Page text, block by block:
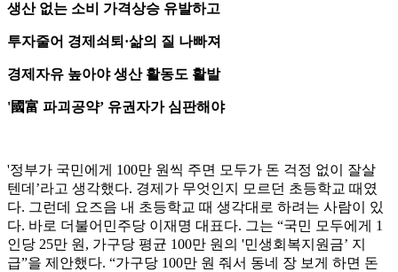
생산 없는 소비 가격상승 유발하고
투자줄어 경제쇠퇴·삶의 질 나빠져
경제자유 높아야 생산 활동도 활발
'國富 파괴공약’ 유권자가 심판해야
'정부가 국민에게 100만 원씩 주면 모두가 돈 걱정 없이 잘살
텐데’라고 생각했다. 경제가 무엇인지 모르던 초등학교 때였
다. 그런데 요즈음 내 초등학교 때 생각대로 하려는 사람이 있
다. 바로 더불어민주당 이재명 대표다. 그는 “국민 모두에게 1
인당 25만 원, 가구당 평균 100만 원의 '민생회복지원금’ 지
급”을 제안했다. “가구당 100만 원 줘서 동네 장 보게 하면 돈